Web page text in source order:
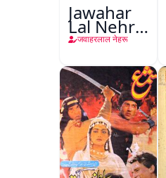
Jawahar
Lal Nehru
Ki
(Jang-e-
Azadi)
जवाहरलाल नेहरू